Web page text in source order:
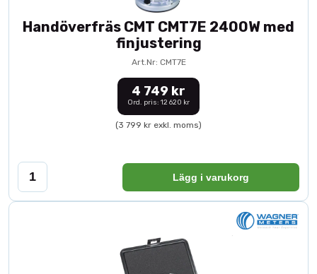
Handöverfräs CMT CMT7E 2400W med
finjustering
Art.Nr: CMT7E
4 749 kr
Ord. pris: 12 620 kr
(3 799 kr exkl. moms)
Lägg i varukorg